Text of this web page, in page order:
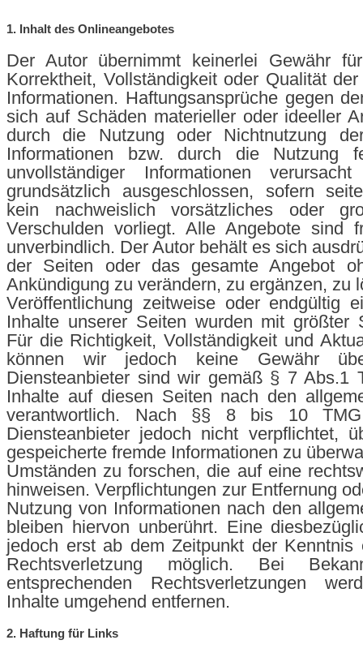
1. Inhalt des Onlineangebotes
Der Autor übernimmt keinerlei Gewähr
Korrektheit, Vollständigkeit oder Qualität
Informationen. Haftungsansprüche gegen
sich auf Schäden materieller oder ideeller
durch die Nutzung oder Nichtnutzung
Informationen bzw. durch die Nutzung
unvollständiger Informationen
grundsätzlich ausgeschlossen, sofern
kein nachweislich vorsätzliches oder
Verschulden vorliegt. Alle Angebote sind
unverbindlich. Der Autor behält es sich
der Seiten oder das gesamte Angebot
Ankündigung zu verändern, zu ergänzen, zu
Veröffentlichung zeitweise oder endgültig
Inhalte unserer Seiten wurden mit größter
Für die Richtigkeit, Vollständigkeit und
können wir jedoch keine Gewähr
Diensteanbieter sind wir gemäß § 7 Abs.1
Inhalte auf diesen Seiten nach den
verantwortlich. Nach §§ 8 bis 10
Diensteanbieter jedoch nicht verpflichtet,
gespeicherte fremde Informationen zu
Umständen zu forschen, die auf eine
hinweisen. Verpflichtungen zur Entfernung
Nutzung von Informationen nach den
bleiben hiervon unberührt. Eine
jedoch erst ab dem Zeitpunkt der Kenntnis
Rechtsverletzung möglich. Bei
entsprechenden Rechtsverletzungen
Inhalte umgehend entfernen.
2. Haftung für Links